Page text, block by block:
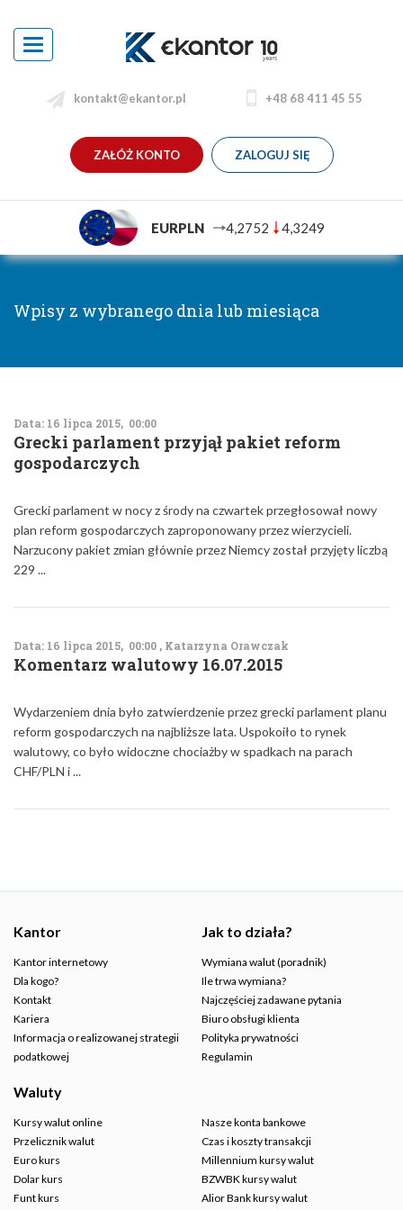
Toggle
navigation
kontakt@ekantor.pl +48 68 411 45 55
ZAŁÓŻ KONTO ZALOGUJ SIĘ
EURPLN 4,2752 4,3249
Wpisy z wybranego dnia lub miesiąca
Data: 16 lipca 2015, 00:00
Grecki parlament przyjął pakiet reform
gospodarczych
Grecki parlament w nocy z środy na czwartek przegłosował nowy
plan reform gospodarczych zaproponowany przez wierzycieli.
Narzucony pakiet zmian głównie przez Niemcy został przyjęty liczbą
229 ...
Data: 16 lipca 2015, 00:00 , Katarzyna Orawczak
Komentarz walutowy 16.07.2015
Wydarzeniem dnia było zatwierdzenie przez grecki parlament planu
reform gospodarczych na najbliższe lata. Uspokoiło to rynek
walutowy, co było widoczne chociażby w spadkach na parach
CHF/PLN i ...
Kantor
Kantor internetowy
Dla kogo?
Kontakt
Kariera
Informacja o realizowanej strategii
podatkowej
Jak to działa?
Wymiana walut (poradnik)
Ile trwa wymiana?
Najczęściej zadawane pytania
Biuro obsługi klienta
Polityka prywatności
Regulamin
Waluty
Kursy walut online
Przelicznik walut
Euro kurs
Dolar kurs
Funt kurs
Nasze konta bankowe
Czas i koszty transakcji
Millennium kursy walut
BZWBK kursy walut
Alior Bank kursy walut